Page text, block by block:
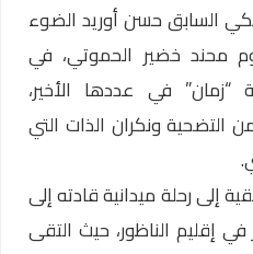
السابق حسن أوريد الضوء
محند خضير الحموتي، في
“زمان” في عددها الأخير،
ونكران الذات التي
إلى رحلة ميدانية قادته إلى
إقليم الناظور، حيث التقى